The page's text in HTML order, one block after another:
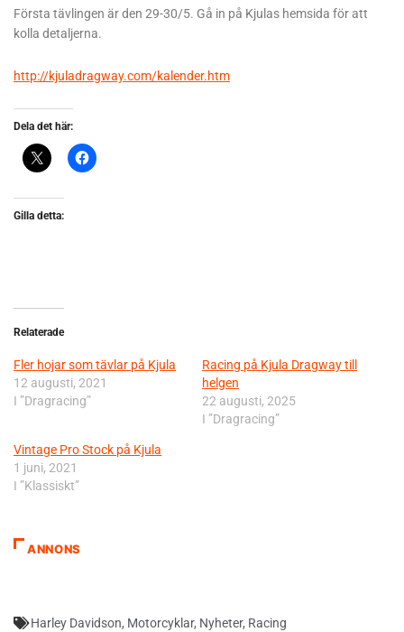
Första tävlingen är den 29-30/5. Gå in på Kjulas hemsida för att
kolla detaljerna.
http://kjuladragway.com/kalender.htm
Dela det här:
Gilla detta:
Relaterade
Fler hojar som tävlar på Kjula
12 augusti, 2021
I ”Dragracing”
Racing på Kjula Dragway till
helgen
22 augusti, 2025
I ”Dragracing”
Vintage Pro Stock på Kjula
1 juni, 2021
I ”Klassiskt”
ANNONS
Harley Davidson, Motorcyklar, Nyheter, Racing